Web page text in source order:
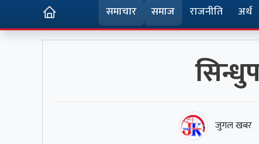
समाचार समाज राजनीति अर्थ
जुगल खबर